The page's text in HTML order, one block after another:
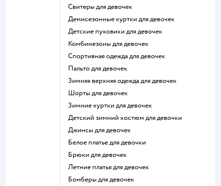
Свитеры для девочек
Демисезонные куртки для девочек
Детские пуховики для девочек
Комбинезоны для девочек
Спортивная одежда для девочек
Пальто для девочек
Зимняя верхняя одежда для девочек
Шорты для девочек
Зимние куртки для девочек
Детский зимний костюм для девочки
Джинсы для девочек
Белое платье для девочки
Брюки для девочек
Летние платья для девочек
Бомберы для девочек